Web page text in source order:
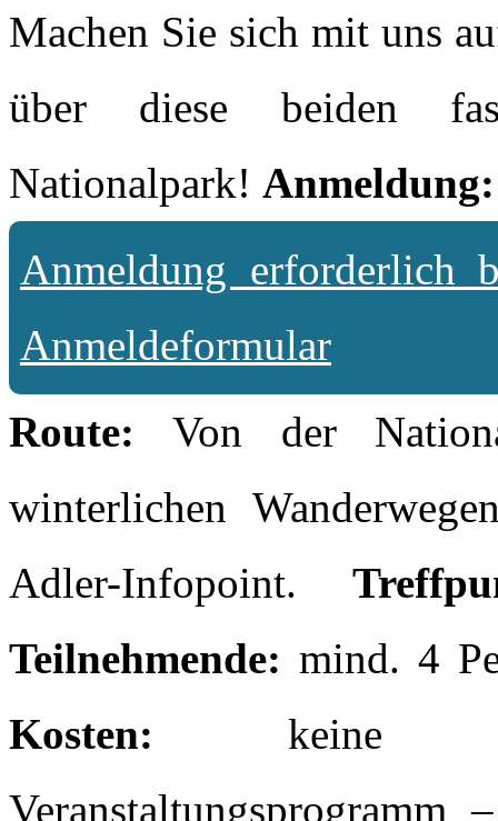
Machen Sie sich mit uns
über diese beiden
Nationalpark! Anmeldung:
Anmeldung erforderlich
Anmeldeformular
Route: Von der
winterlichen
Adler-Infopoint.
Teilnehmende: mind. 4
Kosten:
Veranstaltungsprogramm